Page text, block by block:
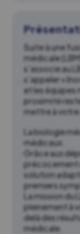
Suite à une
médicale
s’associe au
s’appeler «
et les équipes
proximité
mettre à
La biologie
médicaux.
Grâce aux
précocement
solution
premiers
La mission
pleinement à
delà des
médicale.